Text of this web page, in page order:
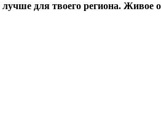
для твоего региона. Живое